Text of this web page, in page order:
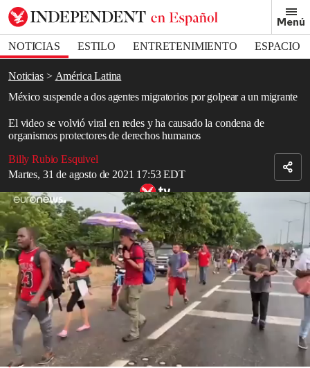
Menú
NOTICIAS ESTILO ENTRETENIMIENTO
ESPACIO
DEPORTES
Noticias
América Latina
México suspende a dos agentes migratorios por golpear a un migrante
El video se volvió viral en redes y ha causado la condena de
organismos protectores de derechos humanos
Billy Rubio Esquivel
Martes, 31 de agosto de 2021 17:53 EDT
Bookmark popover
Removed from bookmarks
Close popover
Una nueva caravana de migrantes desafía a la Guardia Nacional en
México
El Instituto Nacional de Migración deMéxico(INM) anunció la
suspensión de dos de sus agentes que fueron captados en video
cuando agredían a puñetazos y patadas a un migrante en
Tapachula, Chiapas.
“El Instituto Nacional de Migración informa que fueron
suspendidos de sus funciones dos agentes federales adscritos en el
estado de Chiapas, derivado de las investigaciones iniciadas el
pasado sábado 28 de agosto”, informó en un
comunicado de
prensa.